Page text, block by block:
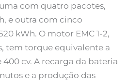
com quatro pacotes,
e outra com cinco
kWh. O motor EMC 1-2,
tem torque equivalente a
cv. A recarga da bateria
e a produção das